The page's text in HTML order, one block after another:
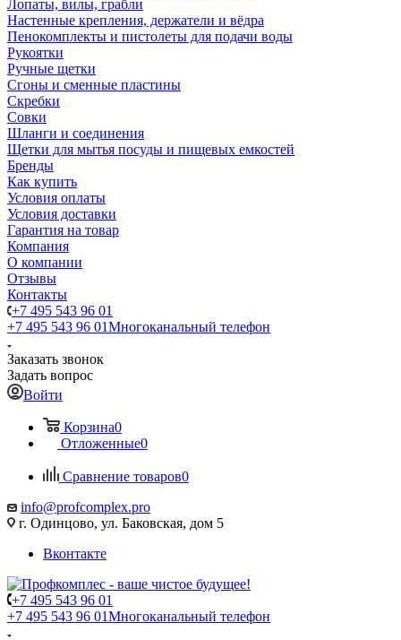
Лопаты, вилы, грабли
Настенные крепления, держатели и вёдра
Пенокомплекты и пистолеты для подачи воды
Рукоятки
Ручные щетки
Сгоны и сменные пластины
Скребки
Совки
Шланги и соединения
Щетки для мытья посуды и пищевых емкостей
Бренды
Как купить
Условия оплаты
Условия доставки
Гарантия на товар
Компания
О компании
Отзывы
Контакты
+7 495 543 96 01
+7 495 543 96 01Многоканальный телефон
Заказать звонок
Задать вопрос
Войти
Корзина0
Отложенные0
Сравнение товаров0
info@profcomplex.pro
г. Одинцово, ул. Баковская, дом 5
Вконтакте
+7 495 543 96 01
+7 495 543 96 01Многоканальный телефон